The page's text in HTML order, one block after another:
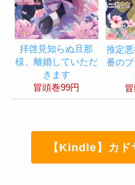
拝啓見知らぬ旦那
様、離婚していただ
きます
冒頭巻99円
推定
番の
【Kindle】カ